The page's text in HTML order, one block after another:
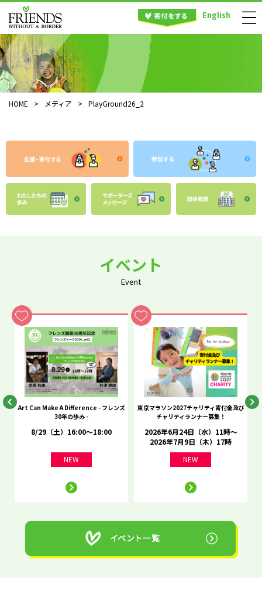
English
HOME > メディア > PlayGround26_2
イベント
Event
Art Can Make A Difference - フレンズ
30年の歩み -
8/29（土）16:00～18:00
NEW
東京マラソン2027チャリティ寄付金及び
チャリティランナー募集！
2026年6月24日（水）11時～
2026年7月9日（木）17時
NEW